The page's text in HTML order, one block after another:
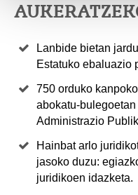
Lanbide bietan
Estatuko ebaluazio
750 orduko
abokatu-
Administrazio
Hainbat arlo
jasoko duzu:
juridikoen idazketa.